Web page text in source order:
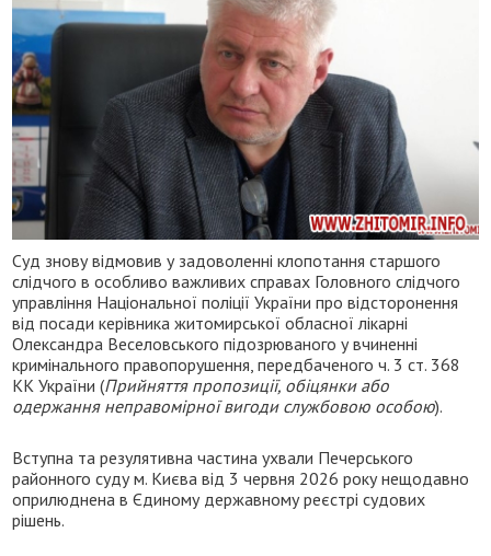
Суд знову відмовив у задоволенні клопотання старшого
слідчого в особливо важливих справах Головного слідчого
управління Національної поліції України про відсторонення
від посади керівника житомирської обласної лікарні
Олександра Веселовського підозрюваного у вчиненні
кримінального правопорушення, передбаченого ч. 3 ст. 368
КК України (Прийняття пропозиції, обіцянки або
одержання неправомірної вигоди службовою особою).
Вступна та резулятивна частина ухвали Печерського
районного суду м. Києва від 3 червня 2026 року нещодавно
оприлюднена в Єдиному державному реєстрі судових
рішень.